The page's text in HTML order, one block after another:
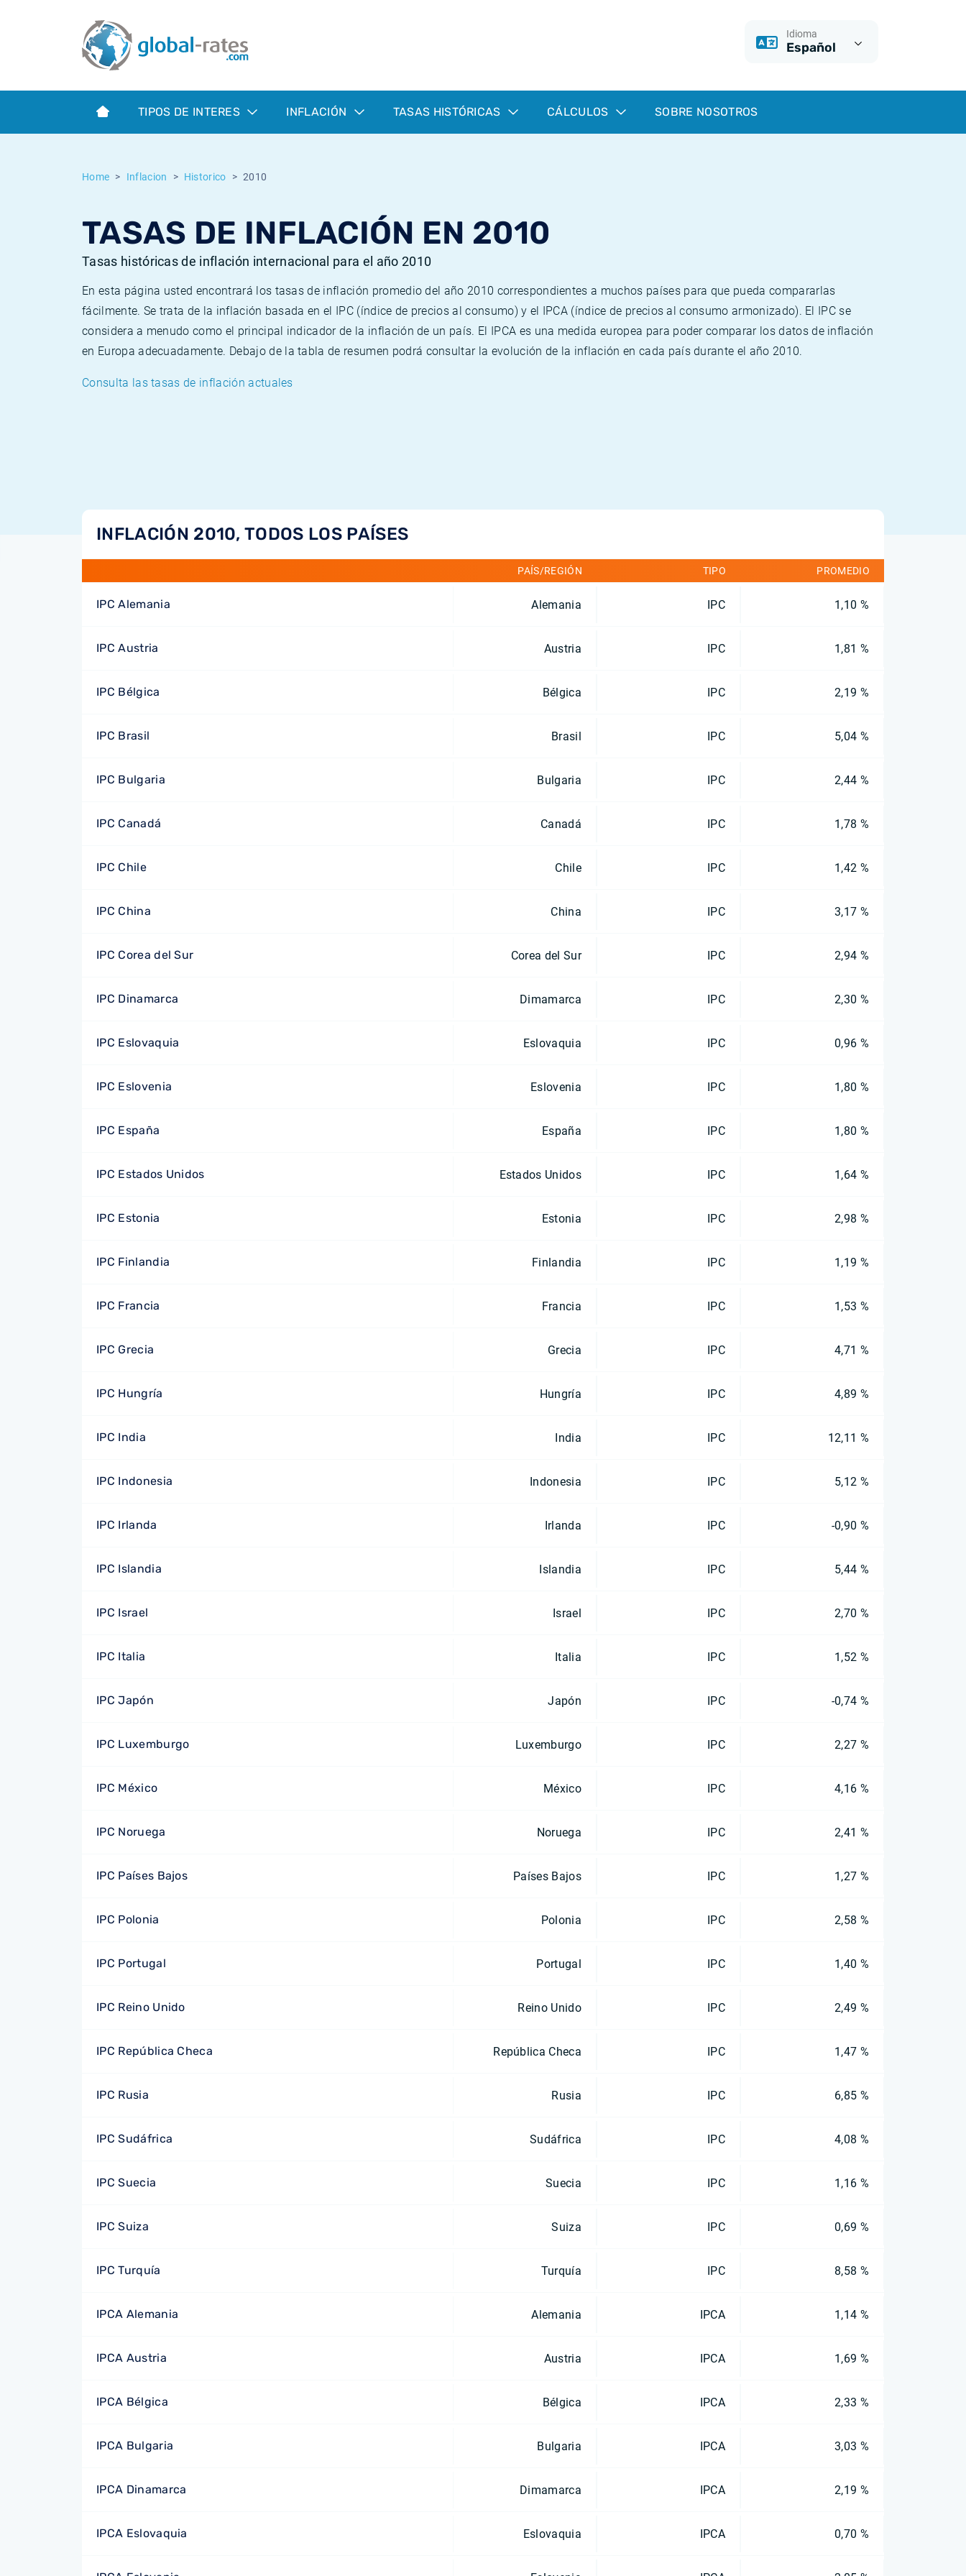
Idioma
Español
TIPOS DE INTERES INFLACIÓN TASAS HISTÓRICAS CÁLCULOS SOBRE NOSOTROS
Home Inflacion Historico 2010
TASAS DE INFLACIÓN EN 2010
Tasas históricas de inflación internacional para el año 2010
En esta página usted encontrará los tasas de inflación promedio del año 2010 correspondientes a muchos países para que pueda compararlas
fácilmente. Se trata de la inflación basada en el IPC (índice de precios al consumo) y el IPCA (índice de precios al consumo armonizado). El IPC se
considera a menudo como el principal indicador de la inflación de un país. El IPCA es una medida europea para poder comparar los datos de inflación
en Europa adecuadamente. Debajo de la tabla de resumen podrá consultar la evolución de la inflación en cada país durante el año 2010.
Consulta las tasas de inflación actuales
INFLACIÓN 2010, TODOS LOS PAÍSES
PAÍS/REGIÓN TIPO PROMEDIO
IPC Alemania Alemania IPC 1,10 %
IPC Austria Austria IPC 1,81 %
IPC Bélgica Bélgica IPC 2,19 %
IPC Brasil Brasil IPC 5,04 %
IPC Bulgaria Bulgaria IPC 2,44 %
IPC Canadá Canadá IPC 1,78 %
IPC Chile Chile IPC 1,42 %
IPC China China IPC 3,17 %
IPC Corea del Sur Corea del Sur IPC 2,94 %
IPC Dinamarca Dimamarca IPC 2,30 %
IPC Eslovaquia Eslovaquia IPC 0,96 %
IPC Eslovenia Eslovenia IPC 1,80 %
IPC España España IPC 1,80 %
IPC Estados Unidos Estados Unidos IPC 1,64 %
IPC Estonia Estonia IPC 2,98 %
IPC Finlandia Finlandia IPC 1,19 %
IPC Francia Francia IPC 1,53 %
IPC Grecia Grecia IPC 4,71 %
IPC Hungría Hungría IPC 4,89 %
IPC India India IPC 12,11 %
IPC Indonesia Indonesia IPC 5,12 %
IPC Irlanda Irlanda IPC -0,90 %
IPC Islandia Islandia IPC 5,44 %
IPC Israel Israel IPC 2,70 %
IPC Italia Italia IPC 1,52 %
IPC Japón Japón IPC -0,74 %
IPC Luxemburgo Luxemburgo IPC 2,27 %
IPC México México IPC 4,16 %
IPC Noruega Noruega IPC 2,41 %
IPC Países Bajos Países Bajos IPC 1,27 %
IPC Polonia Polonia IPC 2,58 %
IPC Portugal Portugal IPC 1,40 %
IPC Reino Unido Reino Unido IPC 2,49 %
IPC República Checa República Checa IPC 1,47 %
IPC Rusia Rusia IPC 6,85 %
IPC Sudáfrica Sudáfrica IPC 4,08 %
IPC Suecia Suecia IPC 1,16 %
IPC Suiza Suiza IPC 0,69 %
IPC Turquía Turquía IPC 8,58 %
IPCA Alemania Alemania IPCA 1,14 %
IPCA Austria Austria IPCA 1,69 %
IPCA Bélgica Bélgica IPCA 2,33 %
IPCA Bulgaria Bulgaria IPCA 3,03 %
IPCA Dinamarca Dimamarca IPCA 2,19 %
IPCA Eslovaquia Eslovaquia IPCA 0,70 %
Term SOFR
¿Qué es la inflación IPC?
¿Qué es la inflación IPCA?
Inflación Mexicano - IPC
Euribor - histórico
ESTER - histórico
Calculadora de inflación